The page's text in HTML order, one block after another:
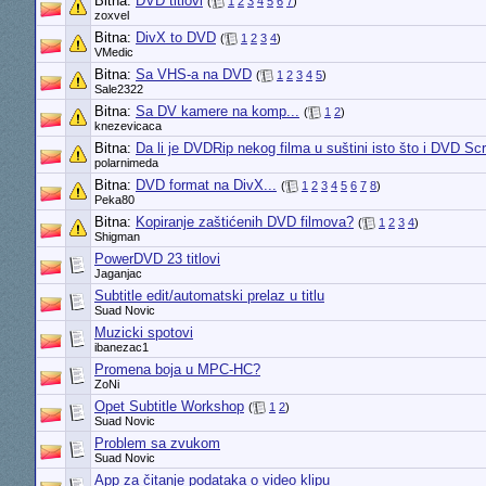
zoxvel
Bitna: DivX to DVD ( 1 2 3 4)
VMedic
Bitna: Sa VHS-a na DVD ( 1 2 3 4 5)
Sale2322
Bitna: Sa DV kamere na komp... ( 1 2)
knezevicaca
Bitna: Da li je DVDRip nekog filma u suštini isto što i DVD
polarnimeda
Bitna: DVD format na DivX... ( 1 2 3 4 5 6 7 8)
Peka80
Bitna: Kopiranje zaštićenih DVD filmova? ( 1 2 3 4)
Shigman
PowerDVD 23 titlovi
Jaganjac
Subtitle edit/automatski prelaz u titlu
Suad Novic
Muzicki spotovi
ibanezac1
Promena boja u MPC-HC?
ZoNi
Opet Subtitle Workshop ( 1 2)
Suad Novic
Problem sa zvukom
Suad Novic
App za čitanje podataka o video klipu